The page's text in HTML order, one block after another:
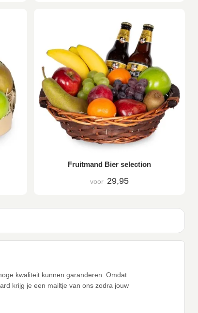
Fruitmand Bier selection
voor 29,95
kwaliteit kunnen garanderen. Omdat
krijg je een mailtje van ons zodra jouw